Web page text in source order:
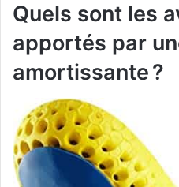
Quels sont les
apportés par
amortissante ?